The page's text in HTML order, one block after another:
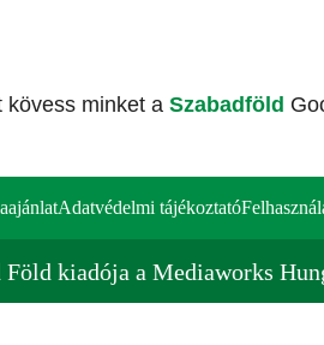
kövess minket a Szabadföld
Adatvédelmi tájékoztató
Föld kiadója a Mediaworks